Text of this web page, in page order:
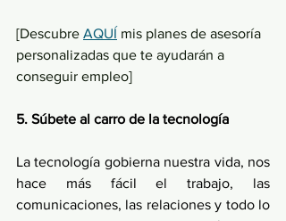
[Descubre AQUÍ mis planes de asesoría
personalizadas que te ayudarán a
conseguir empleo]
5. Súbete al carro de la tecnología
La tecnología gobierna nuestra vida, nos
hace más fácil el trabajo, las
comunicaciones, las relaciones y todo lo